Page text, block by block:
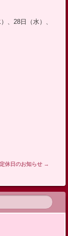
、28日（水）、
休日のお知らせ →